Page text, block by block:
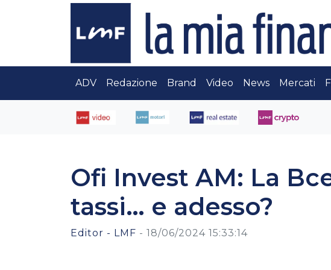
ADV Redazione Brand Video News Mercati
Ofi Invest AM: La
tassi… e adesso?
Editor - LMF - 18/06/2024 15:33:14